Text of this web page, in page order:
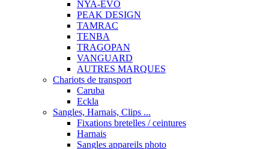
NYA-EVO
PEAK DESIGN
TAMRAC
TENBA
TRAGOPAN
VANGUARD
AUTRES MARQUES
Chariots de transport
Caruba
Eckla
Sangles, Harnais, Clips ...
Fixations bretelles / ceintures
Harnais
Sangles appareils photo